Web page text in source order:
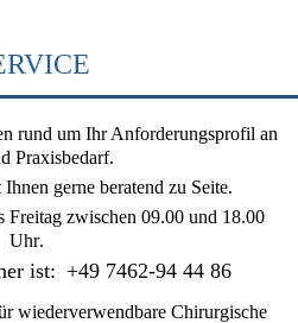
rund um Ihr Anforderungsprofil an
Praxisbedarf.
gerne beratend zu Seite.
Freitag zwischen 09.00 und 18.00
Uhr.
ist: +49 7462-94 44 86
wiederverwendbare Chirurgische